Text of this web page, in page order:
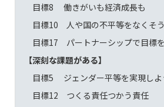
目標8 働きがいも経済成長も
目標10 人や国の不平等をなくそう
目標17 パートナーシップで目標
【深刻な課題がある】
目標5 ジェンダー平等を実現し
目標12 つくる責任つかう責任